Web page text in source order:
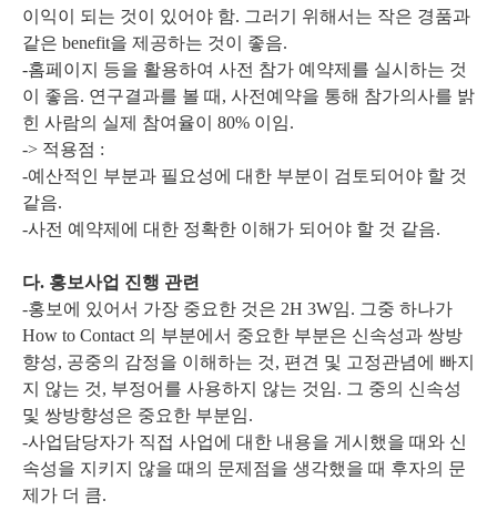
이익이 되는 것이 있어야 함. 그러기 위해서는 작은 경품과
같은 benefit을 제공하는 것이 좋음.
-홈페이지 등을 활용하여 사전 참가 예약제를 실시하는 것
이 좋음. 연구결과를 볼 때, 사전예약을 통해 참가의사를 밝
힌 사람의 실제 참여율이 80% 이임.
-> 적용점 :
-예산적인 부분과 필요성에 대한 부분이 검토되어야 할 것
같음.
-사전 예약제에 대한 정확한 이해가 되어야 할 것 같음.
다. 홍보사업 진행 관련
-홍보에 있어서 가장 중요한 것은 2H 3W임. 그중 하나가
How to Contact 의 부분에서 중요한 부분은 신속성과 쌍방
향성, 공중의 감정을 이해하는 것, 편견 및 고정관념에 빠지
지 않는 것, 부정어를 사용하지 않는 것임. 그 중의 신속성
및 쌍방향성은 중요한 부분임.
-사업담당자가 직접 사업에 대한 내용을 게시했을 때와 신
속성을 지키지 않을 때의 문제점을 생각했을 때 후자의 문
제가 더 큼.